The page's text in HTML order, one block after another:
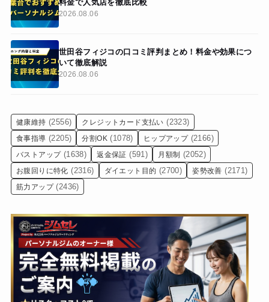
料金で人気店を徹底比較
2026.08.06
世田谷フィジコの口コミ評判まとめ！料金や効果につ
いて徹底解説
2026.08.06
健康維持 (2556) クレジットカード支払い (2323)
食事指導 (2205) 分割OK (1078) ヒップアップ (2166)
バストアップ (1638) 返金保証 (591) 月額制 (2052)
お腹回りに特化 (2316) ダイエット目的 (2700) 姿勢改善 (2171)
筋力アップ (2436)